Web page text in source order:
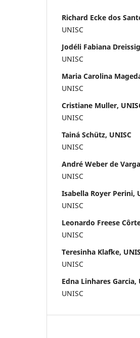
Richard Ecke dos
UNISC
Jodéli Fabiana
UNISC
Maria Carolina
UNISC
Cristiane Muller,
UNISC
Tainá Schütz, UNISC
UNISC
André Weber de
UNISC
Isabella Royer Perini,
UNISC
Leonardo Freese
UNISC
Teresinha Klafke,
UNISC
Edna Linhares Garcia,
UNISC